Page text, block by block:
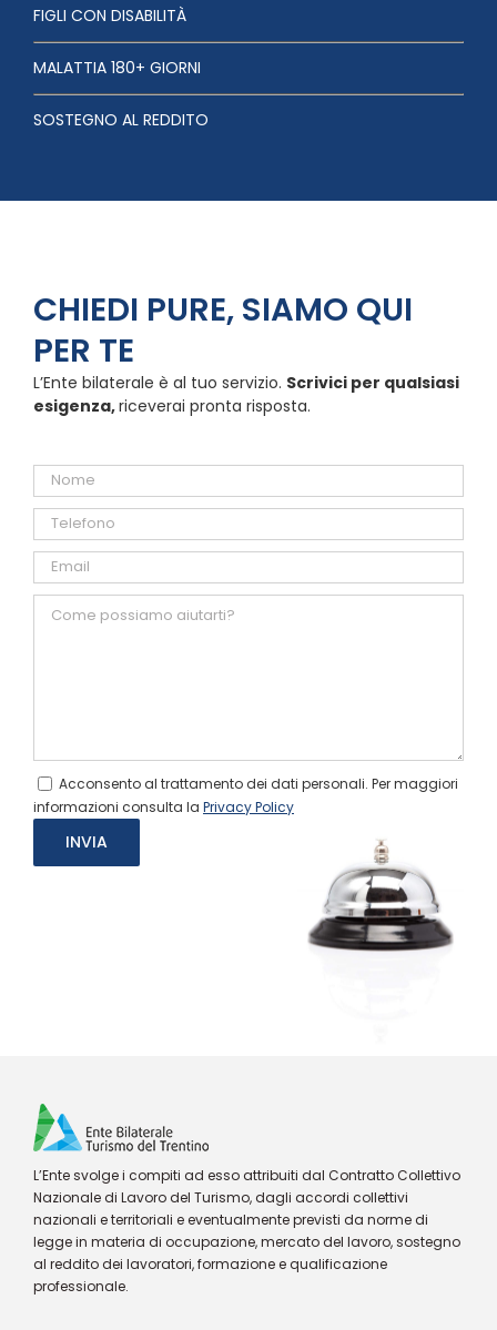
FIGLI CON DISABILITÀ
MALATTIA 180+ GIORNI
SOSTEGNO AL REDDITO
CHIEDI PURE, SIAMO QUI
PER TE
L’Ente bilaterale è al tuo servizio. Scrivici per qualsiasi
esigenza,riceverai pronta risposta.
Acconsento al trattamento dei dati personali. Per maggiori
informazioni consulta la Privacy Policy
L’Ente svolge i compiti ad esso attribuiti dal Contratto Collettivo
Nazionale di Lavoro del Turismo, dagli accordi collettivi
nazionali e territoriali e eventualmente previsti da norme di
legge in materia di occupazione, mercato del lavoro, sostegno
al reddito dei lavoratori, formazione e qualificazione
professionale.